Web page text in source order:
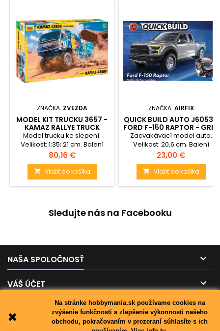
Na stránke hobbymania.sk používame cookies na
zvýšenie funkčnosti a zlepšenie výkonnosti našeho
obchodu, pokračovaním v prezeraní súhlasíte s ich
ZNAČKA: ZVEZDA
MODEL KIT TRUCKU 3657 -
KAMAZ RALLYE TRUCK
(1:35)
Model trucku ke slepení.
Velikost: 1:35; 21 cm. Balení
obsahuje: 275 dílků ke složení
modelu.
Cena
80,16 €
 Vložiť do košíka
ZNAČKA: AIRFIX
QUICK BUILD AUTO J6053 -
FORD F-150 RAPTOR - GREY
Zacvakávací model auta.
Velikost: 20,6 cm. Balení
obsahuje 43 již nabarvených
dílků ke složení modelu.
Cena
23,00 €
 Vložiť do košíka
Sledujte nás na Facebooku
NAŠA SPOLOČNOSŤ 
VÁŠ ÚČET 
